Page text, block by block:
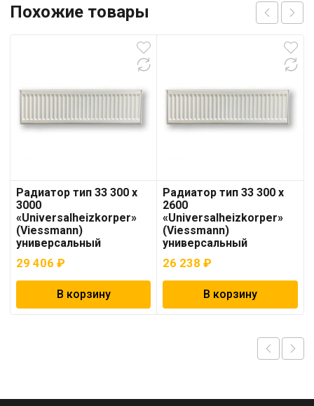
Похожие товары
Радиатор тип 33 300 x
3000
«Universalheizkorper»
(Viessmann)
универсальный
29 406 ₽
В корзину
Радиатор тип 33 300 x
2600
«Universalheizkorper»
(Viessmann)
универсальный
26 238₽
В корзину